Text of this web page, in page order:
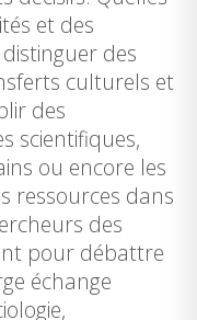
et des
des
culturels et
des
scientifiques,
ou encore les
ressources dans
des
pour débattre
échange